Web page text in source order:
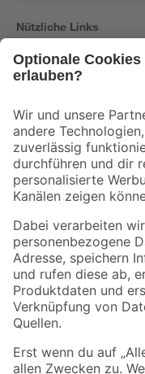
Nützliche Links
Der toom Newsletter: Keine
Zur Newsletter
Folge uns
Zahlungsarten
Sicher einkaufen